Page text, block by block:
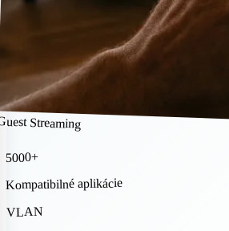
Streaming
5000+
Kompatibilné aplikácie
VLAN